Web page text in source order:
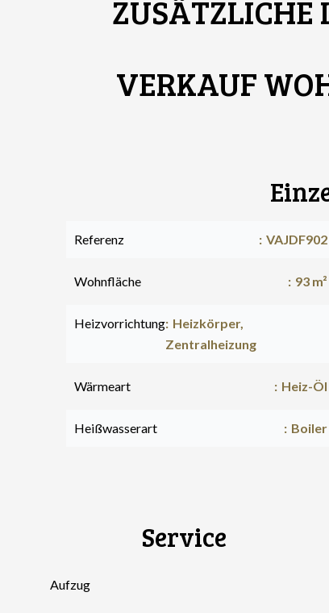
ZUSÄTZLICHE
VERKAUF
Referenz VAJDF902
Wohnfläche 93 m²
Heizvorrichtung Heizkörper,
Zentralheizung
Wärmeart Heiz-Öl
Heißwasserart Boiler
Service
Aufzug